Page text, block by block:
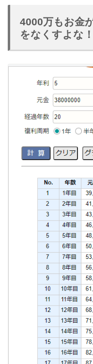
4000万もお金
をなくすよな！